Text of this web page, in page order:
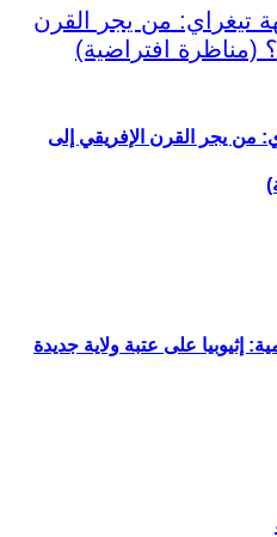
من يجر القرن الإفريقي إلى
إثيوبيا على عتبة ولاية جديدة